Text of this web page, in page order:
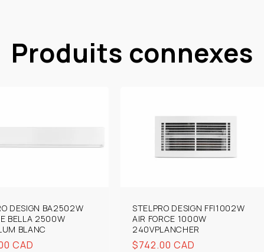
Produits connexes
DESIGN BA2502W
BELLA 2500W
BLANC
CAD
STELPRO DESIGN FFI1002W
AIR FORCE 1000W
240VPLANCHER
Prix
$742.00 CAD